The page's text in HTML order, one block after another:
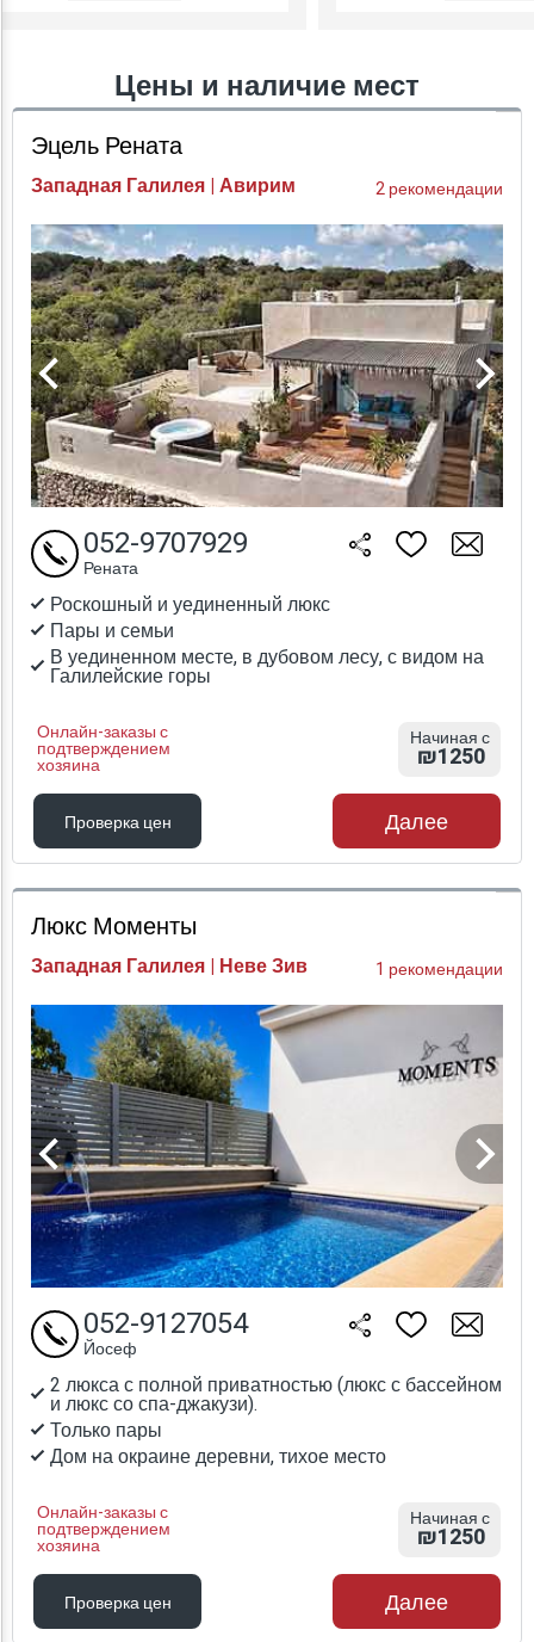
Цены и наличие мест
Эцель Рената
Западная Галилея | Авирим 2 рекомендации
Роскошный и уединенный люкс
Пары и семьи
В уединенном месте, в дубовом лесу, с видом на
Галилейские горы
Онлайн-заказы с
подтверждением
хозяина
052-9707929
Рената
Начиная с
₪1250
Проверка цен
Проверка цен
Далее
Люкс Моменты
Западная Галилея | Неве Зив 1 рекомендации
2 люкса с полной приватностью (люкс с бассейном
и люкс со спа-джакузи).
Только пары
Дом на окраине деревни, тихое место
Онлайн-заказы с
подтверждением
хозяина
052-9127054
Йосеф
Начиная с
₪1250
Проверка цен Далее